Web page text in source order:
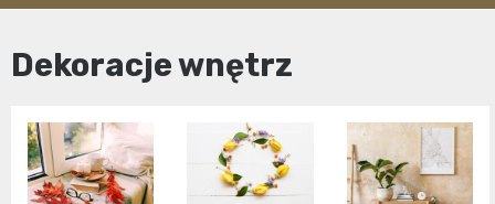
Dekoracje wnętrz